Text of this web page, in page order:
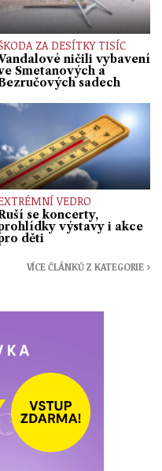
ZA DESÍTKY TISÍC
ničili vybavení
Smetanových a
sadech
VEDRO
se koncerty,
výstavy i akce
děti
VÍCE ČLÁNKŮ Z KATEGORIE ›